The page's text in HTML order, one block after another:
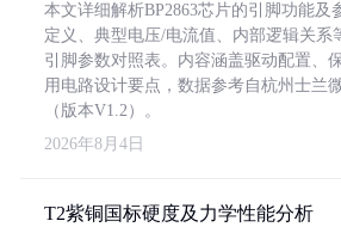
本文详细解析BP2863芯片的引脚功能及
定义、典型电压/电流值、内部逻辑关系
引脚参数对照表。内容涵盖驱动配置、
用电路设计要点，数据参考自杭州士兰
（版本V1.2）。
2026年8月4日
T2紫铜国标硬度及力学性能分析